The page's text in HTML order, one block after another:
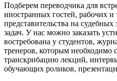
Подберем переводчика для
иностранных гостей, рабочих и
представительства на
задач. У нас можно заказать
востребована у студентов,
тренеров, которым необходимо
транскрибацию лекций,
обучающих роликов,